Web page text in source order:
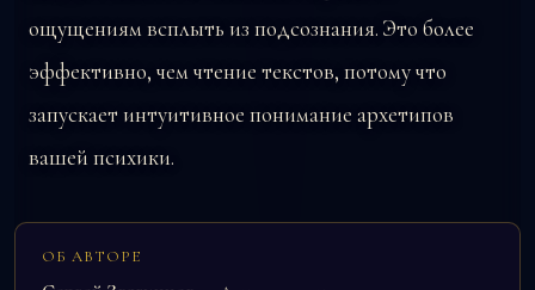
ощущениям всплыть из подсознания. Это более
эффективно, чем чтение текстов, потому что
запускает интуитивное понимание архетипов
вашей психики.
ОБ АВТОРЕ